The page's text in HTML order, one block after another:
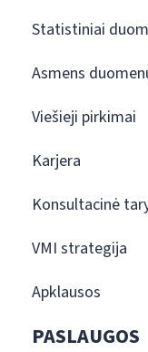
Statistiniai
Asmens
Viešieji pirkimai
Karjera
Konsultacinė
VMI strategija
Apklausos
PASLAUGOS